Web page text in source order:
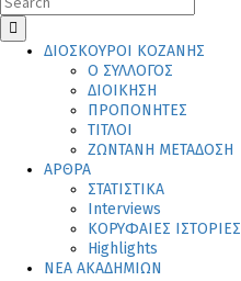
ΔΙΟΣΚΟΥΡΟΙ ΚΟΖΑΝΗΣ
Ο ΣΥΛΛΟΓΟΣ
ΔΙΟΙΚΗΣΗ
ΠΡΟΠΟΝΗΤΕΣ
ΤΙΤΛΟΙ
ΖΩΝΤΑΝΗ ΜΕΤΑΔΟΣΗ
ΑΡΘΡΑ
ΣΤΑΤΙΣΤΙΚΑ
Interviews
ΚΟΡΥΦΑΙΕΣ ΙΣΤΟΡΙΕΣ
Highlights
ΝΕΑ ΑΚΑΔΗΜΙΩΝ